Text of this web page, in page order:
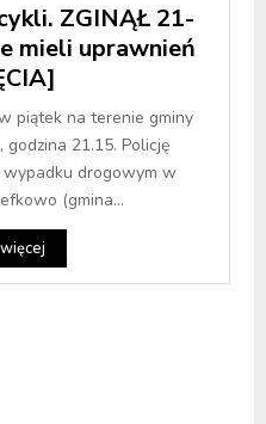
ZGINĄŁ 21-
mieli uprawnień
piątek na terenie gminy
godzina 21.15. Policję
drogowym w
(gmina...